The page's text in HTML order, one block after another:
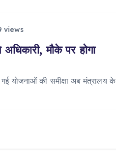
views
मौके पर होगा
योजनाओं की समीक्षा अब मंत्रालय के